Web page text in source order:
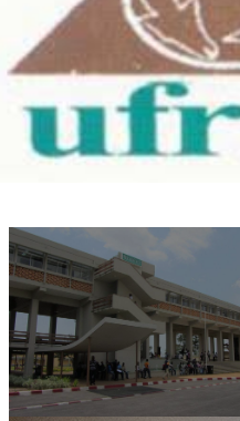
UFR